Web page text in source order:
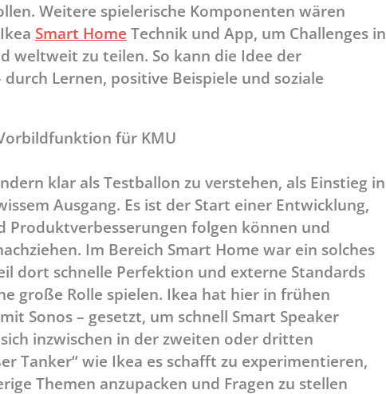
Weitere spielerische Komponenten wären
Smart Home Technik und App, um Challenges in
weltweit zu teilen. So kann die Idee der
Lernen, positive Beispiele und soziale
für KMU
klar als Testballon zu verstehen, als Einstieg in
Ausgang. Es ist der Start einer Entwicklung,
Produktverbesserungen folgen können und
Im Bereich Smart Home war ein solches
dort schnelle Perfektion und externe Standards
große Rolle spielen. Ikea hat hier in frühen
Sonos – gesetzt, um schnell Smart Speaker
inzwischen in der zweiten oder dritten
Tanker“ wie Ikea es schafft zu experimentieren,
Themen anzupacken und Fragen zu stellen